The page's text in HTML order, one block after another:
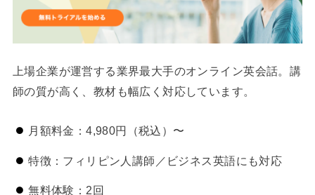
上場企業が運営する業界最大手のオンライン英会話。講
師の質が高く、教材も幅広く対応しています。
月額料金：4,980円（税込）〜
特徴：フィリピン人講師／ビジネス英語にも対応
無料体験：2回